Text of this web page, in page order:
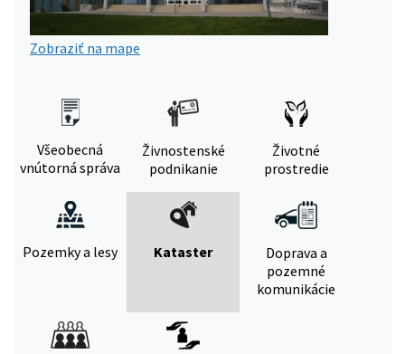
Zobraziť na mape
Všeobecná
vnútorná správa
Živnostenské
podnikanie
Životné
prostredie
Pozemky a lesy Kataster
Doprava a
pozemné
komunikácie